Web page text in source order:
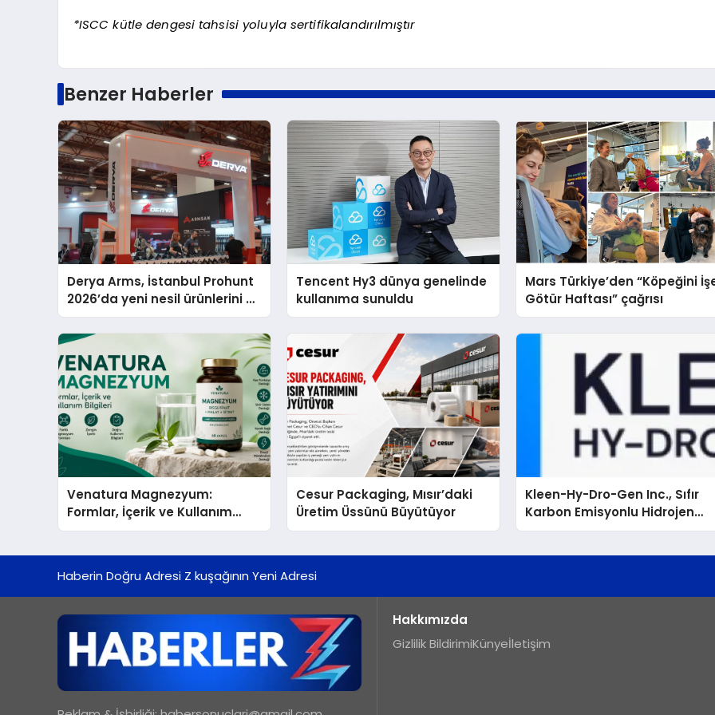
*ISCC kütle dengesi tahsisi yoluyla sertifikalandırılmıştır
Benzer Haberler
Derya Arms, İstanbul Prohunt
2026’da yeni nesil ürünlerini ve
global marka vizyonunu
sergiledi
Tencent Hy3 dünya genelinde
kullanıma sunuldu
Mars Türkiye’den “Köpeğini
Götür Haftası” çağrısı
Venatura Magnezyum:
Formlar, İçerik ve Kullanım
Bilgileri
Cesur Packaging, Mısır’daki
Üretim Üssünü Büyütüyor
Kleen-Hy-Dro-Gen Inc., Sıfır
Karbon Emisyonlu Hidrojen
Isıtma Teknolojisinde ISO ve
Haberin Doğru Adresi Z kuşağının Yeni Adresi
Hakkımızda
Gizlilik BildirimiKünyeİletişim